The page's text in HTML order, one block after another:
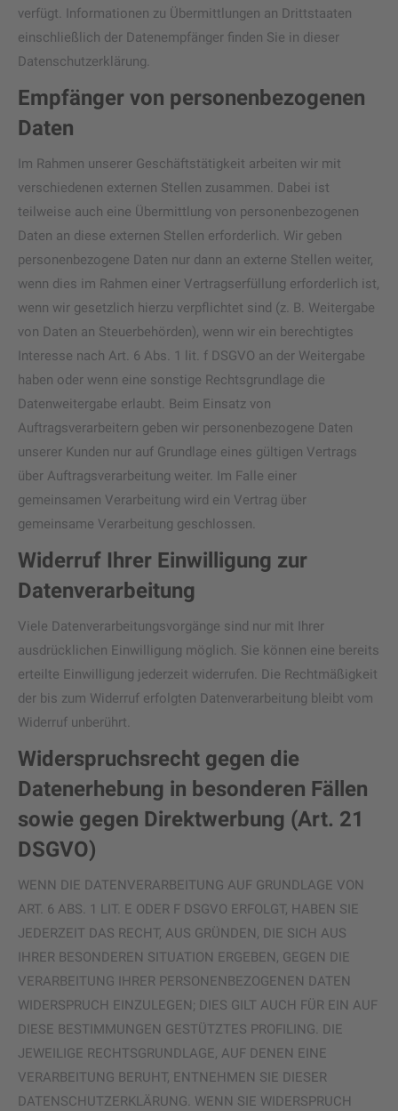
verfügt. Informationen zu Übermittlungen an Drittstaaten
einschließlich der Datenempfänger finden Sie in dieser
Datenschutzerklärung.
Empfänger von personenbezogenen
Daten
Im Rahmen unserer Geschäftstätigkeit arbeiten wir mit
verschiedenen externen Stellen zusammen. Dabei ist
teilweise auch eine Übermittlung von personenbezogenen
Daten an diese externen Stellen erforderlich. Wir geben
personenbezogene Daten nur dann an externe Stellen weiter,
wenn dies im Rahmen einer Vertragserfüllung erforderlich ist,
wenn wir gesetzlich hierzu verpflichtet sind (z. B. Weitergabe
von Daten an Steuerbehörden), wenn wir ein berechtigtes
Interesse nach Art. 6 Abs. 1 lit. f DSGVO an der Weitergabe
haben oder wenn eine sonstige Rechtsgrundlage die
Datenweitergabe erlaubt. Beim Einsatz von
Auftragsverarbeitern geben wir personenbezogene Daten
unserer Kunden nur auf Grundlage eines gültigen Vertrags
über Auftragsverarbeitung weiter. Im Falle einer
gemeinsamen Verarbeitung wird ein Vertrag über
gemeinsame Verarbeitung geschlossen.
Widerruf Ihrer Einwilligung zur
Datenverarbeitung
Viele Datenverarbeitungsvorgänge sind nur mit Ihrer
ausdrücklichen Einwilligung möglich. Sie können eine bereits
erteilte Einwilligung jederzeit widerrufen. Die Rechtmäßigkeit
der bis zum Widerruf erfolgten Datenverarbeitung bleibt vom
Widerruf unberührt.
Widerspruchsrecht gegen die
Datenerhebung in besonderen Fällen
sowie gegen Direktwerbung (Art. 21
DSGVO)
WENN DIE DATENVERARBEITUNG AUF GRUNDLAGE VON
ART. 6 ABS. 1 LIT. E ODER F DSGVO ERFOLGT, HABEN SIE
JEDERZEIT DAS RECHT, AUS GRÜNDEN, DIE SICH AUS
IHRER BESONDEREN SITUATION ERGEBEN, GEGEN DIE
VERARBEITUNG IHRER PERSONENBEZOGENEN DATEN
WIDERSPRUCH EINZULEGEN; DIES GILT AUCH FÜR EIN AUF
DIESE BESTIMMUNGEN GESTÜTZTES PROFILING. DIE
JEWEILIGE RECHTSGRUNDLAGE, AUF DENEN EINE
VERARBEITUNG BERUHT, ENTNEHMEN SIE DIESER
DATENSCHUTZERKLÄRUNG. WENN SIE WIDERSPRUCH